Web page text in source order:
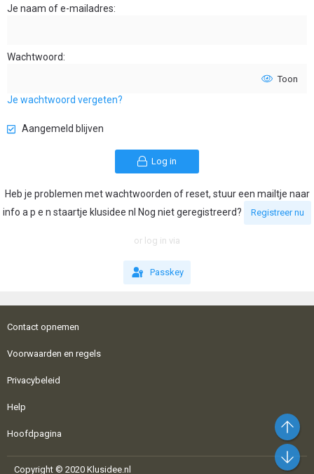
Je naam of e-mailadres
Wachtwoord
Toon
Je wachtwoord vergeten?
Aangemeld blijven
Log in
Heb je problemen met wachtwoorden of reset, stuur een mailtje naar
info a p e n staartje klusidee nl Nog niet geregistreerd?
Registreer nu
or log in via
Passkey
Contact opnemen
Voorwaarden en regels
Privacybeleid
Help
Hoofdpagina
Copyright © 2020 Klusidee.nl